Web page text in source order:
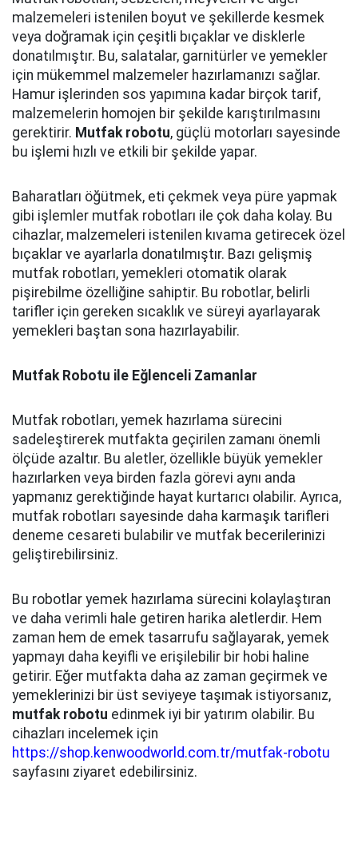
malzemeleri istenilen boyut ve şekillerde kesmek
veya doğramak için çeşitli bıçaklar ve disklerle
donatılmıştır. Bu, salatalar, garnitürler ve yemekler
için mükemmel malzemeler hazırlamanızı sağlar.
Hamur işlerinden sos yapımına kadar birçok tarif,
malzemelerin homojen bir şekilde karıştırılmasını
gerektirir. Mutfak robotu, güçlü motorları sayesinde
bu işlemi hızlı ve etkili bir şekilde yapar.
Baharatları öğütmek, eti çekmek veya püre yapmak
gibi işlemler mutfak robotları ile çok daha kolay. Bu
cihazlar, malzemeleri istenilen kıvama getirecek özel
bıçaklar ve ayarlarla donatılmıştır. Bazı gelişmiş
mutfak robotları, yemekleri otomatik olarak
pişirebilme özelliğine sahiptir. Bu robotlar, belirli
tarifler için gereken sıcaklık ve süreyi ayarlayarak
yemekleri baştan sona hazırlayabilir.
Mutfak Robotu ile Eğlenceli Zamanlar
Mutfak robotları, yemek hazırlama sürecini
sadeleştirerek mutfakta geçirilen zamanı önemli
ölçüde azaltır. Bu aletler, özellikle büyük yemekler
hazırlarken veya birden fazla görevi aynı anda
yapmanız gerektiğinde hayat kurtarıcı olabilir. Ayrıca,
mutfak robotları sayesinde daha karmaşık tarifleri
deneme cesareti bulabilir ve mutfak becerilerinizi
geliştirebilirsiniz.
Bu robotlar yemek hazırlama sürecini kolaylaştıran
ve daha verimli hale getiren harika aletlerdir. Hem
zaman hem de emek tasarrufu sağlayarak, yemek
yapmayı daha keyifli ve erişilebilir bir hobi haline
getirir. Eğer mutfakta daha az zaman geçirmek ve
yemeklerinizi bir üst seviyeye taşımak istiyorsanız,
mutfak robotu edinmek iyi bir yatırım olabilir. Bu
cihazları incelemek için
https://shop.kenwoodworld.com.tr/mutfak-robotu
sayfasını ziyaret edebilirsiniz.